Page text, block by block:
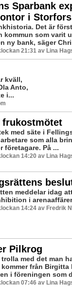
Sparbank
i Storfors
Det är
kommun som varit
ny bank, säger
21:31 av Lina
kväll,
Anto,
i...
med säte i
som alla
företagare. På ...
14:20 av Lina
meddelar idag
i
14:24 av Fredrik
Pilkrog
med det man
från Birgitta
i föreningen som
07:46 av Lina